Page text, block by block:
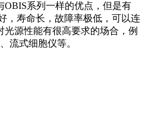
OBIS系列一样的优点，但是有
，寿命长，故障率极低，可以连
光源性能有很高要求的场合，例
流式细胞仪等。